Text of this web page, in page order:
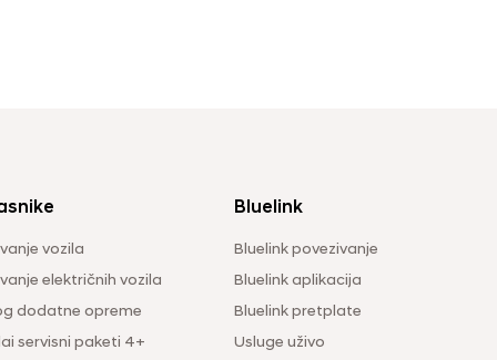
vozila
električnih vozila
dodatne opreme
servisni paketi 4+
Bluelink
Bluelink povezivanje
Bluelink aplikacija
Bluelink pretplate
Usluge uživo